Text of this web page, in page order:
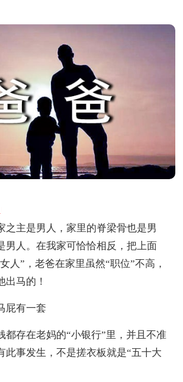
主是男人，家里的脊梁骨也是男
男人。在我家可恰恰相反，把上面
人”，老爸在家里虽然“职位”不高，
出马的！
有一套
存在老妈的“小银行”里，并且不准
此事发生，不是搓衣板就是“五十大